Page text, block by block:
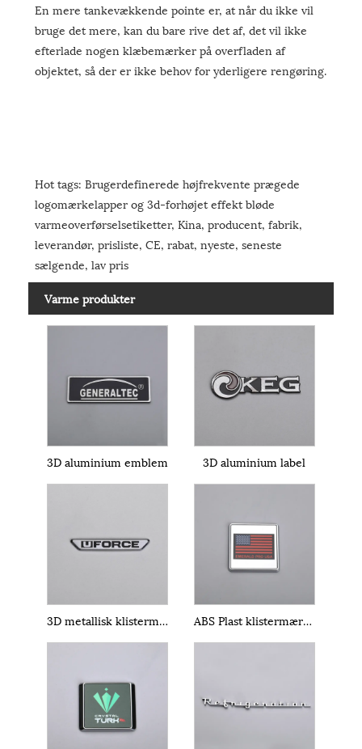
En mere tankevækkende pointe er, at når du ikke vil
bruge det mere, kan du bare rive det af, det vil ikke
efterlade nogen klæbemærker på overfladen af ​​
objektet, så der er ikke behov for yderligere rengøring.
Hot tags: Brugerdefinerede højfrekvente prægede
logomærkelapper og 3d-forhøjet effekt bløde
varmeoverførselsetiketter, Kina, producent, fabrik,
leverandør, prisliste, CE, rabat, nyeste, seneste
sælgende, lav pris
Varme produkter
3D aluminium emblem 3D aluminium label
3D metallisk klistermærke ABS Plast klistermærke